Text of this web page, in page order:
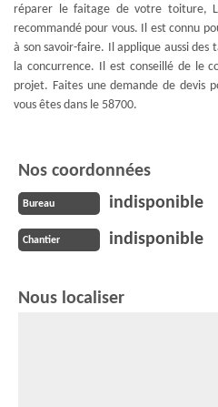
réparer le faitage de votre toiture,
recommandé pour vous. Il est connu
à son savoir-faire. Il applique aussi
la concurrence. Il est conseillé de le
projet. Faites une demande de devis
vous êtes dans le 58700.
Nos coordonnées
Bureau indisponible
Chantier indisponible
Nous localiser